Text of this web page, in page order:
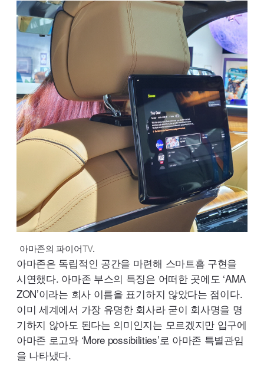
아마존의 파이어TV.
아마존은 독립적인 공간을 마련해 스마트홈 구현을
시연했다. 아마존 부스의 특징은 어떠한 곳에도 ‘AMA
ZON’이라는 회사 이름을 표기하지 않았다는 점이다.
이미 세계에서 가장 유명한 회사라 굳이 회사명을 명
기하지 않아도 된다는 의미인지는 모르겠지만 입구에
아마존 로고와 ‘More possibilities’로 아마존 특별관임
을 나타냈다.